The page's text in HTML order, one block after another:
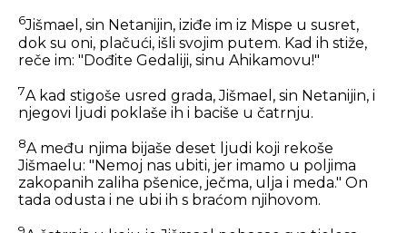
6Jišmael, sin Netanijin, iziđe im iz Mispe u susret,
dok su oni, plačući, išli svojim putem. Kad ih stiže,
reče im: "Dođite Gedaliji, sinu Ahikamovu!"
7A kad stigoše usred grada, Jišmael, sin Netanijin, i
njegovi ljudi poklaše ih i baciše u čatrnju.
8A među njima bijaše deset ljudi koji rekoše
Jišmaelu: "Nemoj nas ubiti, jer imamo u poljima
zakopanih zaliha pšenice, ječma, ulja i meda." On
tada odusta i ne ubi ih s braćom njihovom.